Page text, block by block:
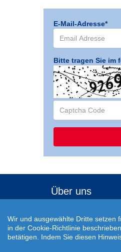
E-Mail-Adresse*
Bitte tragen Sie im
Über uns
Awards
Jobs
Wir und ausgewählte Dritte setzen
in der Cookie-Richtlinie
betätigen. Indem Sie diesen